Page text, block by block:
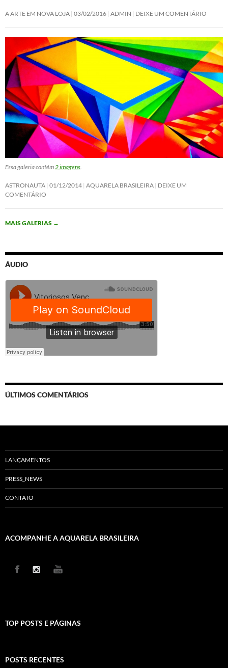
A ARTE EM NOVA LOJA 03/02/2016 ADMIN DEIXE UM COMENTÁRIO
Essa galeria contém 2 imagens
ASTRONAUTA 01/12/2014 AQUARELA BRASILEIRA DEIXE UM
COMENTÁRIO
MAIS GALERIAS →
ÁUDIO
ÚLTIMOS COMENTÁRIOS
LANÇAMENTOS
PRESS_NEWS
CONTATO
ACOMPANHE A AQUARELA BRASILEIRA
TOP POSTS E PÁGINAS
POSTS RECENTES